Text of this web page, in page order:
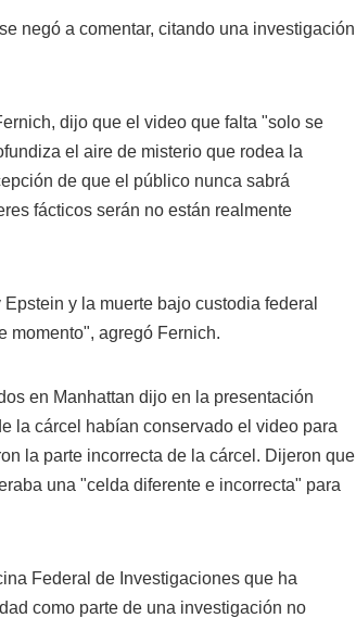
negó a comentar, citando una investigación
dijo que el video que falta "solo se
el aire de misterio que rodea la
de que el público nunca sabrá
fácticos serán no están realmente
y la muerte bajo custodia federal
momento", agregó Fernich.
en Manhattan dijo en la presentación
la cárcel habían conservado el video para
la parte incorrecta de la cárcel. Dijeron que
una "celda diferente e incorrecta" para
Federal de Investigaciones que ha
como parte de una investigación no